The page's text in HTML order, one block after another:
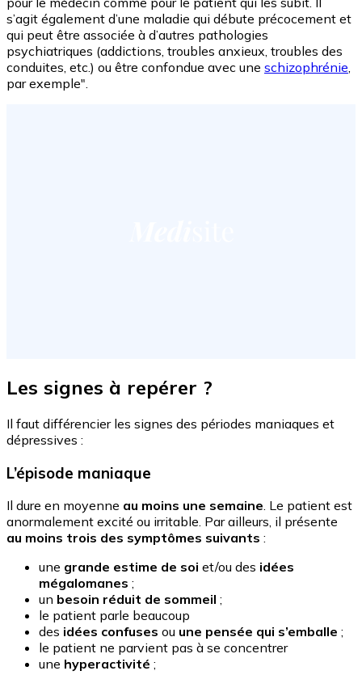
s’agit également d’une maladie qui débute précocement et
qui peut être associée à d’autres pathologies
psychiatriques (addictions, troubles anxieux, troubles des
conduites, etc.) ou être confondue avec une schizophrénie,
par exemple".
Les signes à repérer ?
Il faut différencier les signes des périodes maniaques et
dépressives :
L’épisode maniaque
Il dure en moyenne au moins une semaine. Le patient est
anormalement excité ou irritable. Par ailleurs, il présente
au moins trois des symptômes suivants :
une grande estime de soi et/ou des idées
mégalomanes ;
un besoin réduit de sommeil ;
le patient parle beaucoup
des idées confuses ou une pensée qui s’emballe ;
le patient ne parvient pas à se concentrer
une hyperactivité ;